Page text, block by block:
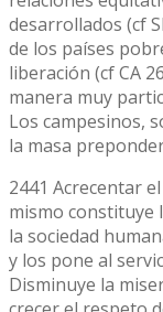
desarrollados (cf
de los países
liberación (cf CA
manera muy
Los campesinos,
la masa
2441 Acrecentar
mismo constituye
la sociedad
y los pone al
Disminuye la